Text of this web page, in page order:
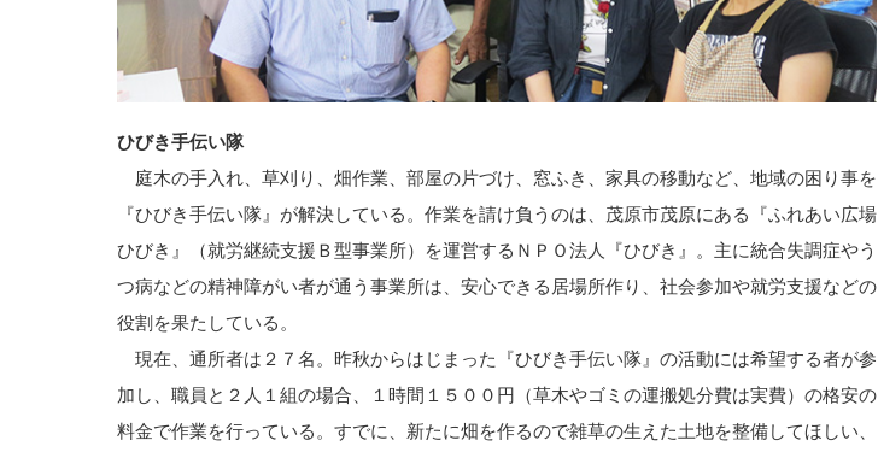
ひびき手伝い隊
庭木の手入れ、草刈り、畑作業、部屋の片づけ、窓ふき、家具の移動など、地域の困り事を
『ひびき手伝い隊』が解決している。作業を請け負うのは、茂原市茂原にある『ふれあい広場
ひびき』（就労継続支援Ｂ型事業所）を運営するＮＰＯ法人『ひびき』。主に統合失調症やう
つ病などの精神障がい者が通う事業所は、安心できる居場所作り、社会参加や就労支援などの
役割を果たしている。
現在、通所者は２７名。昨秋からはじまった『ひびき手伝い隊』の活動には希望する者が参
加し、職員と２人１組の場合、１時間１５００円（草木やゴミの運搬処分費は実費）の格安の
料金で作業を行っている。すでに、新たに畑を作るので雑草の生えた土地を整備してほしい、